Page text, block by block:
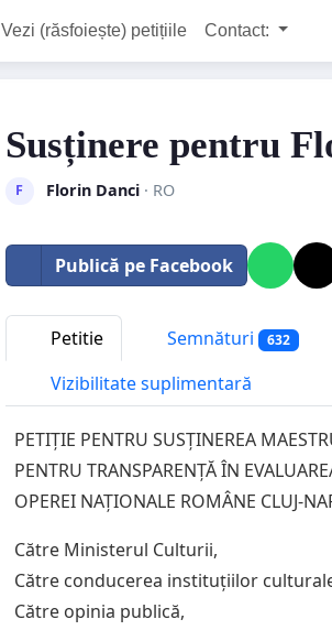
Vezi (răsfoiește) petițiile Contact:
Susținere pentru
F Florin Danci· RO
Publică pe Facebook
Petitie Semnături 632
Vizibilitate suplimentară
PETIȚIE PENTRU SUSȚINEREA
PENTRU TRANSPARENȚĂ ÎN
OPEREI NAȚIONALE ROMÂNE CLUJ-
Către Ministerul Culturii,
Către conducerea instituțiilor
Către opinia publică,